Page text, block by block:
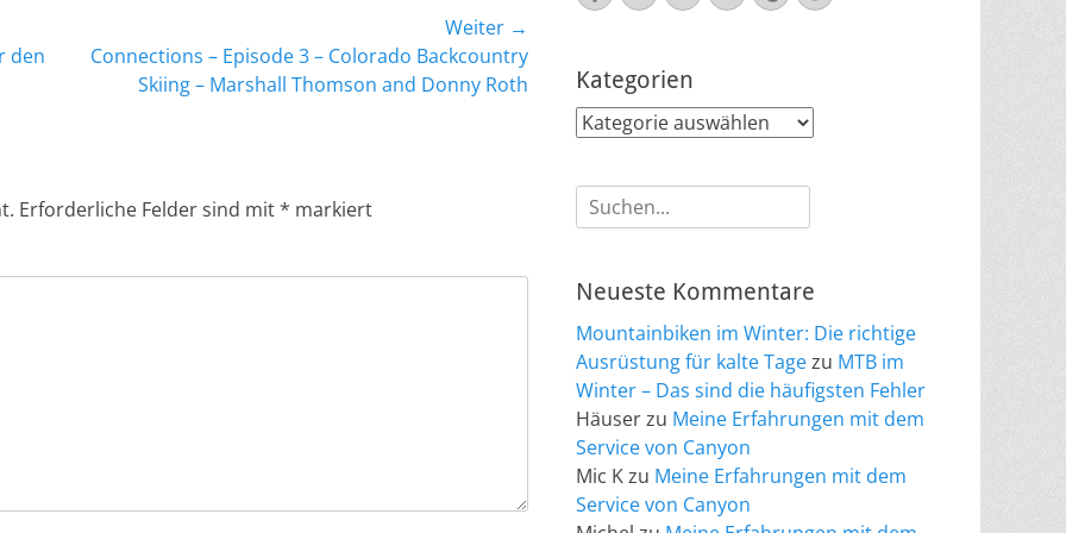
den
Weiter →
Nächster
Connections – Episode 3 – Colorado Backcountry
Skiing – Marshall Thomson and Donny Roth
Erforderliche Felder sind mit* markiert
Mail
Kategorien
Kategorien
Suche
nach:
Neueste Kommentare
Mountainbiken im Winter: Die richtige
Ausrüstung für kalte Tagezu MTB im
Winter – Das sind die häufigsten Fehler
Häuserzu Meine Erfahrungen mit dem
Service von Canyon
Mic Kzu Meine Erfahrungen mit dem
Service von Canyon